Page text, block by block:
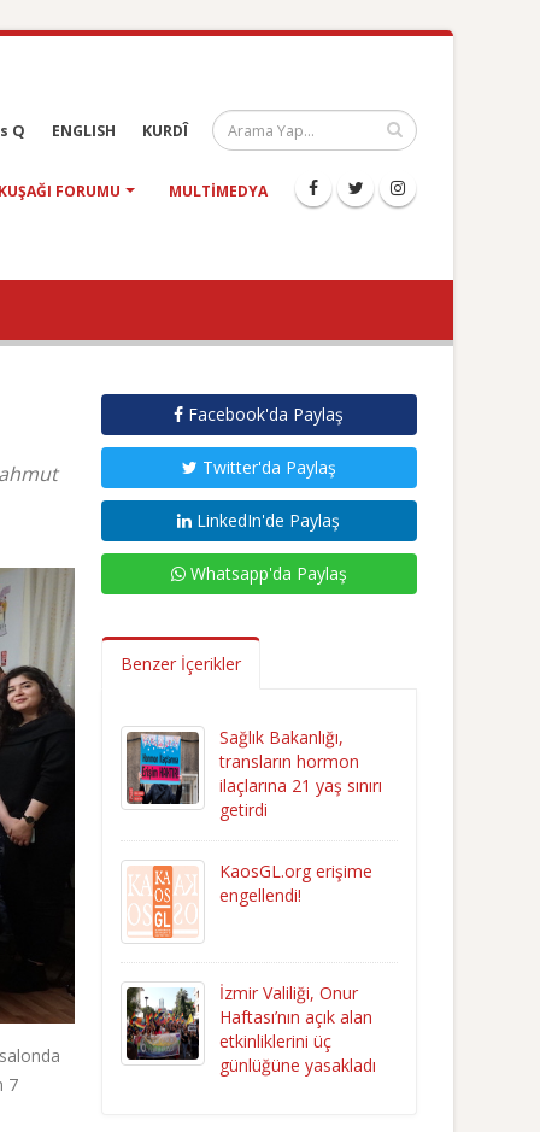
Q ENGLISH KURDÎ
FORUMU MULTIMEDYA
7
Facebook'da Paylaş
Twitter'da Paylaş
LinkedIn'de Paylaş
Whatsapp'da Paylaş
Benzer İçerikler
Sağlık Bakanlığı,
transların hormon
ilaçlarına 21 yaş sınırı
getirdi
KaosGL.org erişime
engellendi!
İzmir Valiliği, Onur
Haftası’nın açık alan
etkinliklerini üç
günlüğüne yasakladı